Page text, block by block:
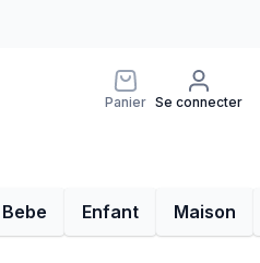
Panier Se connecter
Bebe Enfant Maison